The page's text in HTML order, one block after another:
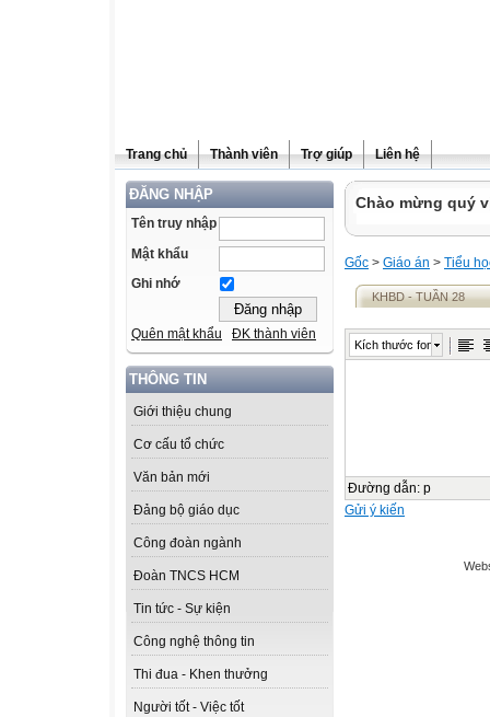
Trang chủ Thành viên Trợ giúp Liên hệ
ĐĂNG NHẬP
Tên truy nhập
Mật khẩu
Ghi nhớ
Quên mật khẩu ĐK thành viên
THÔNG TIN
Giới thiệu chung
Cơ cấu tổ chức
Văn bản mới
Đảng bộ giáo dục
Công đoàn ngành
Đoàn TNCS HCM
Tin tức - Sự kiện
Công nghệ thông tin
Thi đua - Khen thưởng
Người tốt - Việc tốt
Chào mừng quý
Gốc > Giáo án > Tiểu
KHBD - TUẦN 28
Kích thước font
Đường dẫn: p
Gửi ý kiến